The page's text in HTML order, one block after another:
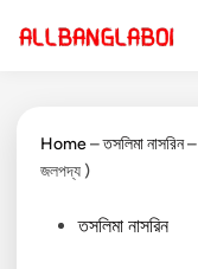
Home–তসলিমা নাসরিন–
জলপদ্য )
Postedতসলিমা নাসরিন